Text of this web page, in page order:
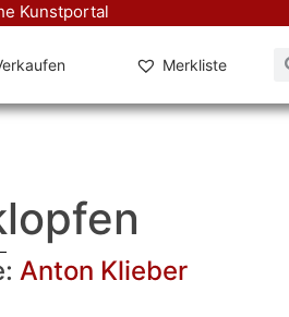
Kunstportal
Merkliste
Anton Klieber